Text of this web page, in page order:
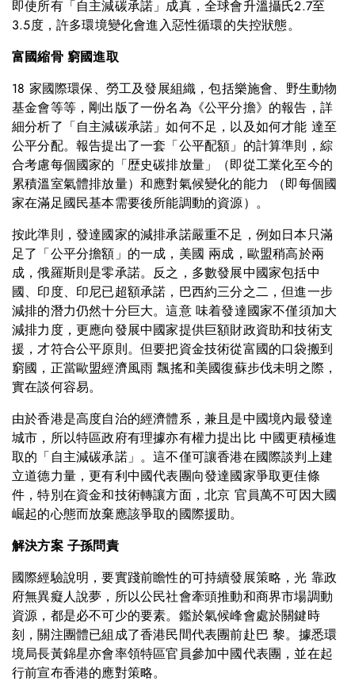
即使所有「自主減碳承諾」成真，全球會升溫攝氏2.7至
3.5度，許多環境變化會進入惡性循環的失控狀態。
富國縮骨 窮國進取
18 家國際環保、勞工及發展組織，包括樂施會、野生動物
基金會等等，剛出版了一份名為《公平分擔》的報告，詳
細分析了「自主減碳承諾」如何不足，以及如何才能 達至
公平分配。報告提出了一套「公平配額」的計算準則，綜
合考慮每個國家的「歴史碳排放量」（即從工業化至今的
累積溫室氣體排放量）和應對氣候變化的能力 （即每個國
家在滿足國民基本需要後所能調動的資源）。
按此準則，發達國家的減排承諾嚴重不足，例如日本只滿
足了「公平分擔額」的一成，美國 兩成，歐盟稍高於兩
成，俄羅斯則是零承諾。反之，多數發展中國家包括中
國、印度、印尼已超額承諾，巴西約三分之二，但進一步
減排的潛力仍然十分巨大。這意 味着發達國家不僅須加大
減排力度，更應向發展中國家提供巨額財政資助和技術支
援，才符合公平原則。但要把資金技術從富國的口袋搬到
窮國，正當歐盟經濟風雨 飄搖和美國復蘇步伐未明之際，
實在談何容易。
由於香港是高度自治的經濟體系，兼且是中國境內最發達
城市，所以特區政府有理據亦有權力提出比 中國更積極進
取的「自主減碳承諾」。這不僅可讓香港在國際談判上建
立道德力量，更有利中國代表團向發達國家爭取更佳條
件，特別在資金和技術轉讓方面，北京 官員萬不可因大國
崛起的心態而放棄應該爭取的國際援助。
解決方案 子孫問責
國際經驗說明，要實踐前瞻性的可持續發展策略，光 靠政
府無異癡人說夢，所以公民社會牽頭推動和商界市場調動
資源，都是必不可少的要素。鑑於氣候峰會處於關鍵時
刻，關注團體已組成了香港民間代表團前赴巴 黎。據悉環
境局長黃錦星亦會率領特區官員參加中國代表團，並在起
行前宣布香港的應對策略。